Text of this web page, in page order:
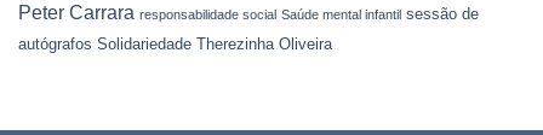
Peter Carrara responsabilidade social Saúde mental infantil sessão de
autógrafos Solidariedade Therezinha Oliveira